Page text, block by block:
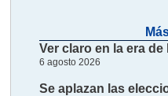
Ver claro en la era
6 agosto 2026
Se aplazan las